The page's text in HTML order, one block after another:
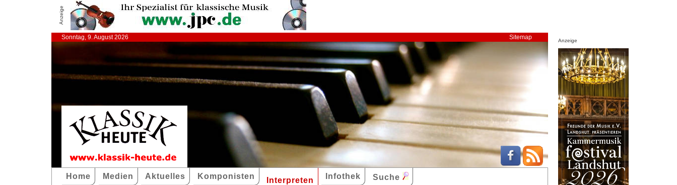
Anzeige
Sonntag, 9. August 2026 Sitemap
Home Medien Aktuelles Komponisten Interpreten Infothek Suche
Anzeige